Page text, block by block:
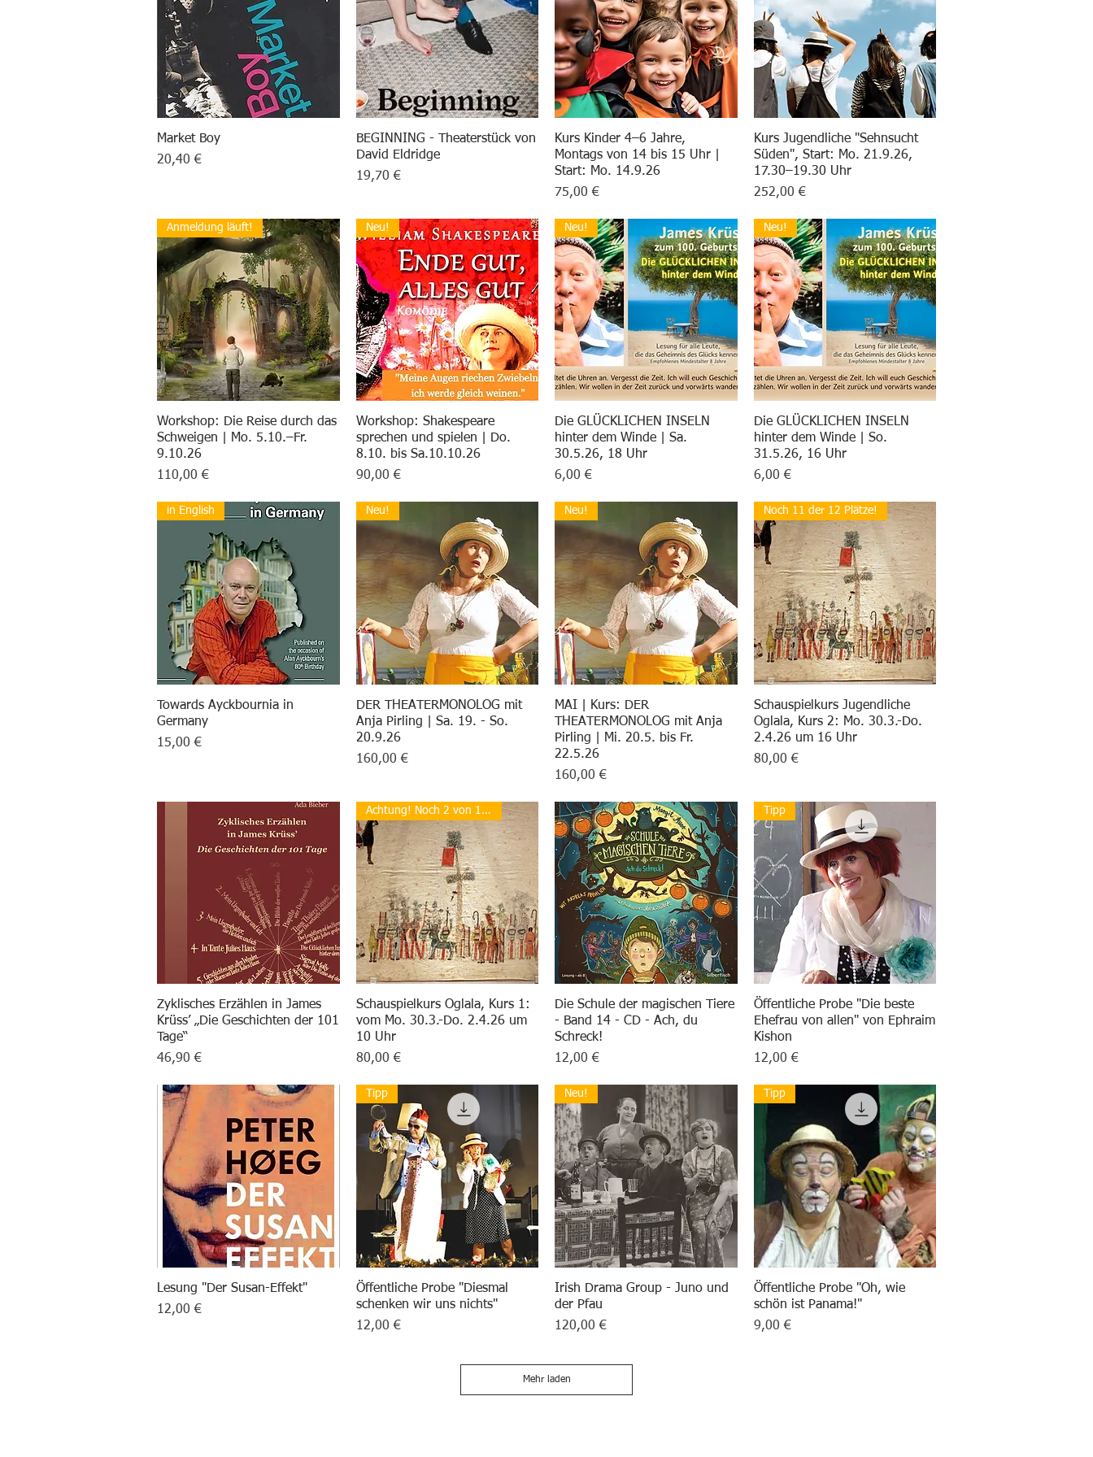
Schnellansicht
Market Boy
Preis
20,40 €
Schnellansicht
BEGINNING - Theaterstück von
David Eldridge
Preis
19,70 €
Schnellansicht
Kurs Kinder 4–6 Jahre,
Montags von 14 bis 15 Uhr |
Start: Mo. 14.9.26
Preis
75,00 €
Schnellansicht
Kurs Jugendliche "Sehnsucht
Süden", Start: Mo. 21.9.26,
17.30–19.30 Uhr
Preis
252,00 €
Schnellansicht
Anmeldung läuft!
Workshop: Die Reise durch das
Schweigen | Mo. 5.10.–Fr.
9.10.26
Preis
110,00 €
Schnellansicht
Neu!
Workshop: Shakespeare
sprechen und spielen | Do.
8.10. bis Sa.10.10.26
Preis
90,00 €
Schnellansicht
Neu!
Die GLÜCKLICHEN INSELN
hinter dem Winde | Sa.
30.5.26, 18 Uhr
Preis
6,00 €
Schnellansicht
Neu!
Die GLÜCKLICHEN INSELN
hinter dem Winde | So.
31.5.26, 16 Uhr
Preis
6,00 €
Schnellansicht
in English
Towards Ayckbournia in
Germany
Preis
15,00 €
Schnellansicht
Neu!
DER THEATERMONOLOG mit
Anja Pirling | Sa. 19. - So.
20.9.26
Preis
160,00 €
Schnellansicht
Neu!
MAI | Kurs: DER
THEATERMONOLOG mit Anja
Pirling | Mi. 20.5. bis Fr.
22.5.26
Preis
160,00 €
Schnellansicht
Noch 11 der 12 Plätze!
Schauspielkurs Jugendliche
Oglala, Kurs 2: Mo. 30.3.-Do.
2.4.26 um 16 Uhr
Preis
80,00 €
Schnellansicht
Zyklisches Erzählen in James
Krüss’ „Die Geschichten der 101
Tage“
Preis
46,90 €
Schnellansicht
Achtung! Noch 2 von 14 Plätzen
Schauspielkurs Oglala, Kurs 1:
vom Mo. 30.3.-Do. 2.4.26 um
10 Uhr
Preis
80,00 €
Schnellansicht
Die Schule der magischen Tiere
- Band 14 - CD - Ach, du
Schreck!
Preis
12,00 €
Schnellansicht
Tipp
Öffentliche Probe "Die beste
Ehefrau von allen" von Ephraim
Kishon
Preis
12,00 €
Schnellansicht
Lesung "Der Susan-Effekt"
Preis
12,00 €
Schnellansicht
Tipp
Öffentliche Probe "Diesmal
schenken wir uns nichts"
Preis
12,00 €
Schnellansicht
Neu!
Irish Drama Group - Juno und
der Pfau
Preis
120,00 €
Schnellansicht
Tipp
Öffentliche Probe "Oh, wie
schön ist Panama!"
Preis
9,00 €
Mehr laden